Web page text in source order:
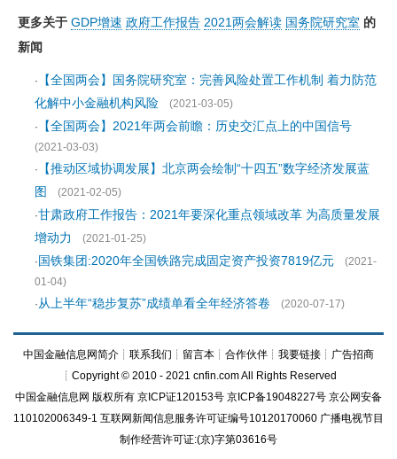
更多关于 GDP增速 政府工作报告 2021两会解读 国务院研究室 的
新闻
·
【全国两会】国务院研究室：完善风险处置工作机制 着力防范
化解中小金融机构风险
(2021-03-05)
·
【全国两会】2021年两会前瞻：历史交汇点上的中国信号
(2021-03-03)
·
【推动区域协调发展】北京两会绘制“十四五”数字经济发展蓝
图
(2021-02-05)
·甘肃政府工作报告：2021年要深化重点领域改革 为高质量发展
增动力
(2021-01-25)
·国铁集团:2020年全国铁路完成固定资产投资7819亿元
(2021-
01-04)
·从上半年“稳步复苏”成绩单看全年经济答卷 (2020-07-17)
中国金融信息网简介 ┊ 联系我们 ┊ 留言本 ┊ 合作伙伴 ┊ 我要链接 ┊ 广告招商
┊Copyright © 2010 - 2021 cnfin.com All Rights Reserved
中国金融信息网 版权所有 京ICP证120153号 京ICP备19048227号 京公网安备
110102006349-1 互联网新闻信息服务许可证编号10120170060 广播电视节目
制作经营许可证:(京)字第03616号